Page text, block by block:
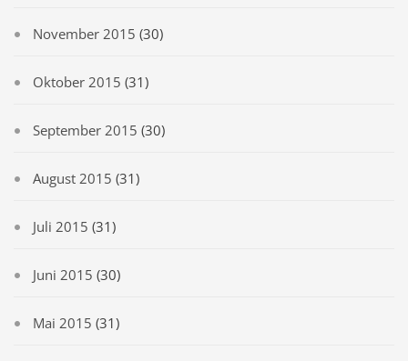
November 2015 (30)
Oktober 2015 (31)
September 2015 (30)
August 2015 (31)
Juli 2015 (31)
Juni 2015 (30)
Mai 2015 (31)